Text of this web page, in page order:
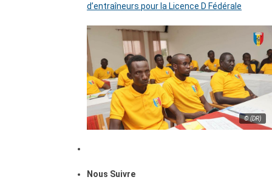
d’entraîneurs pour la Licence D Fédérale
© (DR)
Nous Suivre